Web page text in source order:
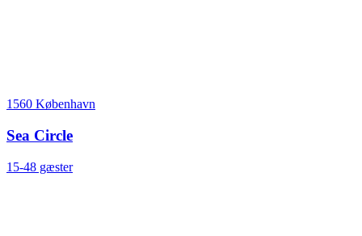
1560 København
Sea Circle
15-48 gæster